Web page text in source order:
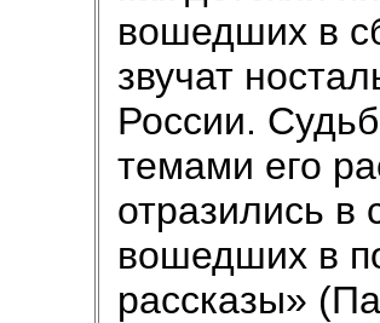
вошедших в
звучат
России.
темами его
отразились в
вошедших в
рассказы»